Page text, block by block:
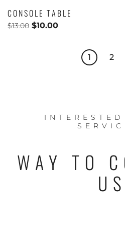
CONSOLE TABLE
$13.00 $10.00
1 2
WAY TO
US